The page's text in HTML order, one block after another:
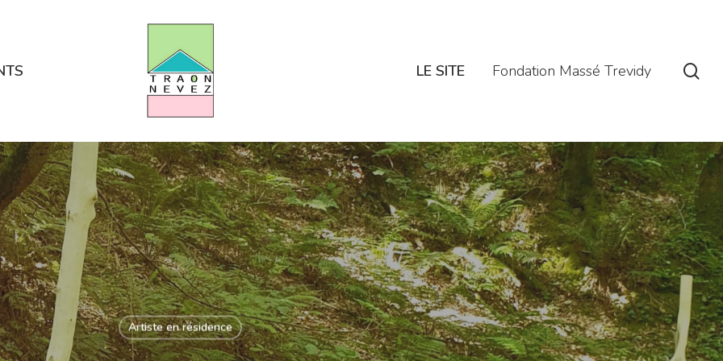
LE SITE Fondation Massé Trevidy
Artiste en résidence